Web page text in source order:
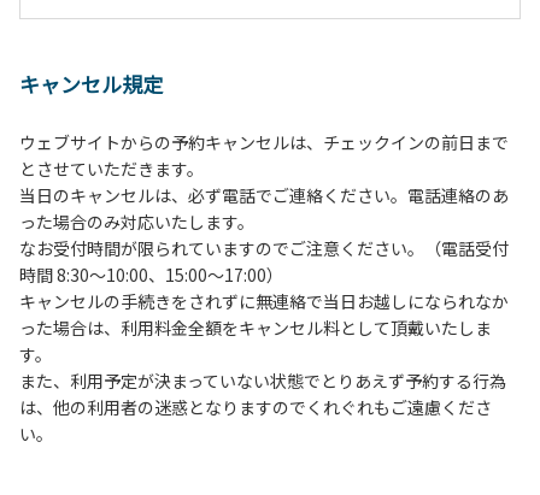
２、中学生以下だけでの利用はできません。高校生以上の方
３、テントサイト（多目的広場を含む。）の使用は、事前に
予約いただいた方のみで、連泊の方を除き、正午からです。
基本的に、テント1張りにつき1区画の予約をお願いします。
管理棟にてチェックインの手続きを行ってください。午後3
時前にお越しの方は、午後3時になりましたら管理棟にて手
続きを行ってください。午後5時過ぎにお越しの方は、翌朝
手続きを行ってください。
４、車両は、荷物の積み下ろし時以外は、駐車場にとめてく
ださい。
５、チェックアウトは、午前10時まで（日帰り使用の場合は
午後5時まで）です。チェックインの手続きを行っていない
方や使用人数が増えた場合は、必ず手続きを行ってくださ
キャンセル規定
ウェブサイトからの予約キャンセルは、チェックインの前日まで
とさせていただきます。
当日のキャンセルは、必ず電話でご連絡ください。電話連絡のあ
った場合のみ対応いたします。
なお受付時間が限られていますのでご注意ください。（電話受付
時間 8:30～10:00、15:00～17:00）
キャンセルの手続きをされずに無連絡で当日お越しになられなか
った場合は、利用料金全額をキャンセル料として頂戴いたしま
す。
また、利用予定が決まっていない状態でとりあえず予約する行為
は、他の利用者の迷惑となりますのでくれぐれもご遠慮くださ
い。